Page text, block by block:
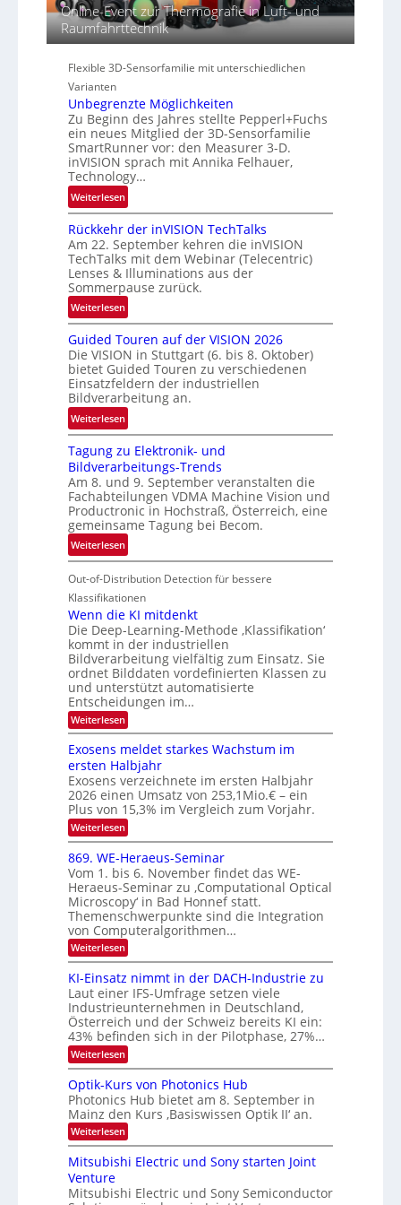
i
e
-
B
-
R
u
n
d
e
g
i
o
r
a
l
N
s
‘
Online-Event zur Thermografie in Luft- und
Raumfahrttechnik
Flexible 3D-Sensorfamilie mit unterschiedlichen
Varianten
Unbegrenzte Möglichkeiten
Zu Beginn des Jahres stellte Pepperl+Fuchs
ein neues Mitglied der 3D-Sensorfamilie
SmartRunner vor: den Measurer 3-D.
inVISION sprach mit Annika Felhauer,
Technology…
Weiterlesen:
U
n
b
e
g
r
e
z
t
e
M
ö
g
l
i
c
h
k
e
i
n
Rückkehr der inVISION TechTalks
Am 22. September kehren die inVISION
TechTalks mit dem Webinar (Telecentric)
Lenses & Illuminations aus der
Sommerpause zurück.
Weiterlesen:
R
ü
c
k
k
e
h
d
e
r
i
n
V
I
S
I
O
N
T
e
c
h
T
a
l
k
s
Guided Touren auf der VISION 2026
Die VISION in Stuttgart (6. bis 8. Oktober)
bietet Guided Touren zu verschiedenen
Einsatzfeldern der industriellen
Bildverarbeitung an.
Weiterlesen:
G
u
i
d
e
d
T
o
e
n
a
u
f
d
e
r
I
I
O
N
2
0
2
6
Tagung zu Elektronik- und
Bildverarbeitungs-Trends
Am 8. und 9. September veranstalten die
Fachabteilungen VDMA Machine Vision und
Productronic in Hochstraß, Österreich, eine
gemeinsame Tagung bei Becom.
Weiterlesen:
T
a
g
u
n
g
z
u
E
l
e
k
t
r
o
n
i
k
-
u
n
d
B
i
d
v
e
r
a
r
b
e
i
t
u
g
Out-of-Distribution Detection für bessere
Klassifikationen
Wenn die KI mitdenkt
Die Deep-Learning-Methode ‚Klassifikation‘
kommt in der industriellen
Bildverarbeitung vielfältig zum Einsatz. Sie
ordnet Bilddaten vordefinierten Klassen zu
und unterstützt automatisierte
Entscheidungen im…
Weiterlesen:
W
n
n
d
i
e
K
I
m
i
t
d
e
n
k
t
Exosens meldet starkes Wachstum im
ersten Halbjahr
Exosens verzeichnete im ersten Halbjahr
2026 einen Umsatz von 253,1Mio.€ – ein
Plus von 15,3% im Vergleich zum Vorjahr.
Weiterlesen:
E
x
o
s
e
n
s
m
e
l
d
e
t
s
t
a
r
k
e
W
a
c
h
s
u
i
869. WE-Heraeus-Seminar
Vom 1. bis 6. November findet das WE-
Heraeus-Seminar zu ‚Computational Optical
Microscopy‘ in Bad Honnef statt.
Themenschwerpunkte sind die Integration
von Computeralgorithmen…
Weiterlesen:
8
9
.
W
E
-
H
e
r
a
e
u
s
-
S
e
n
KI-Einsatz nimmt in der DACH-Industrie zu
Laut einer IFS-Umfrage setzen viele
Industrieunternehmen in Deutschland,
Österreich und der Schweiz bereits KI ein:
43% befinden sich in der Pilotphase, 27%…
Weiterlesen:
K
-
E
i
n
s
t
n
Optik-Kurs von Photonics Hub
Photonics Hub bietet am 8. September in
Mainz den Kurs ‚Basiswissen Optik II‘ an.
Weiterlesen:
O
p
t
k
Mitsubishi Electric und Sony starten Joint
Venture
Mitsubishi Electric und Sony Semiconductor